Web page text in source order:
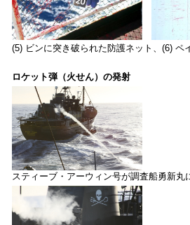
(5) ビンに突き破られた防護ネット、(6)
ロケット弾（火せん）の発射
スティーブ・アーウィン号が調査船勇新